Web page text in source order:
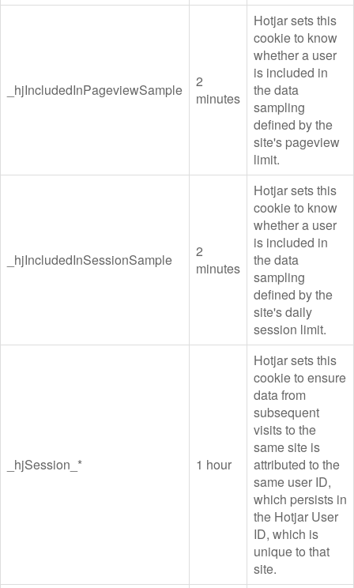
_hjIncludedInPageviewSample
2
minutes
Hotjar sets this
cookie to know
whether a user
is included in
the data
sampling
defined by the
site's pageview
limit.
_hjIncludedInSessionSample
2
minutes
Hotjar sets this
cookie to know
whether a user
is included in
the data
sampling
defined by the
site's daily
session limit.
_hjSession_* 1 hour
Hotjar sets this
cookie to ensure
data from
subsequent
visits to the
same site is
attributed to the
same user ID,
which persists in
the Hotjar User
ID, which is
unique to that
site.